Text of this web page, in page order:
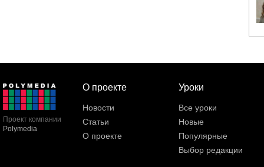
Проект компании
Polymedia
О проекте
Новости
Статьи
О проекте
Уроки
Все уроки
Новые
Популярные
Выбор редакции